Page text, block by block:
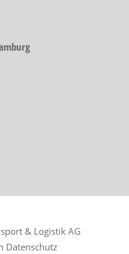
& Logistik AG
Datenschutz